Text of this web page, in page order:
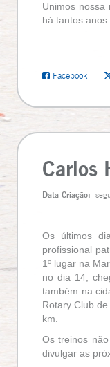
Unimos
há tantos
Facebook
Carlos
Data Criação:
Os últimos
profissional
1º lugar na
no dia 14,
também na
Rotary Club
km.
Os treinos
divulgar as